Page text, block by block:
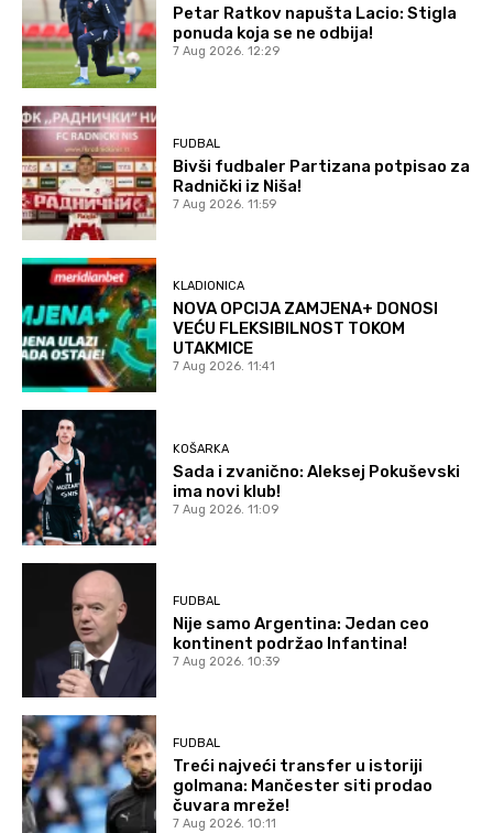
Petar Ratkov napušta Lacio: Stigla
ponuda koja se ne odbija!
7 Aug 2026. 12:29
FUDBAL
Bivši fudbaler Partizana potpisao za
Radnički iz Niša!
7 Aug 2026. 11:59
KLADIONICA
NOVA OPCIJA ZAMJENA+ DONOSI
VEĆU FLEKSIBILNOST TOKOM
UTAKMICE
7 Aug 2026. 11:41
KOŠARKA
Sada i zvanično: Aleksej Pokuševski
ima novi klub!
7 Aug 2026. 11:09
FUDBAL
Nije samo Argentina: Jedan ceo
kontinent podržao Infantina!
7 Aug 2026. 10:39
FUDBAL
Treći najveći transfer u istoriji
golmana: Mančester siti prodao
čuvara mreže!
7 Aug 2026. 10:11